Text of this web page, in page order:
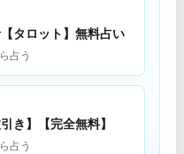
タロット】無料占い
占う
き】【完全無料】
占う